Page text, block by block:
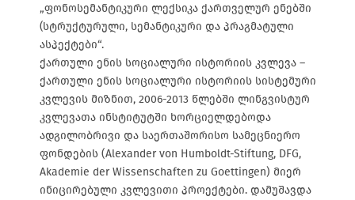
„ფონოსემანტიკური ლექსიკა ქართველურ ენებში
(სტრუქტურული, სემანტიკური და პრაგმატული
ასპექტები“.
ქართული ენის სოციალური ისტორიის კვლევა –
ქართული ენის სოციალური ისტორიის სისტემური
კვლევის მიზნით, 2006-2013 წლებში ლინგვისტურ
კვლევათა ინსტიტუტში ხორციელდებოდა
ადგილობრივი და საერთაშორისო სამეცნიერო
ფონდების (Alexander von Humboldt-Stiftung, DFG,
Akademie der Wissenschaften zu Goettingen) მიერ
ინიცირებული კვლევითი პროექტები. დამუშავდა